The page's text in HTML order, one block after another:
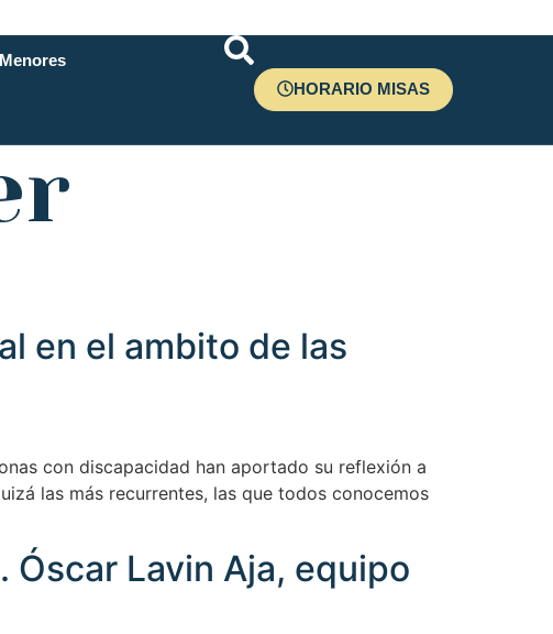
Menores
HORARIO MISAS
en el ambito de las
con discapacidad han aportado su reflexión a
las más recurrentes, las que todos conocemos
Óscar Lavin Aja, equipo